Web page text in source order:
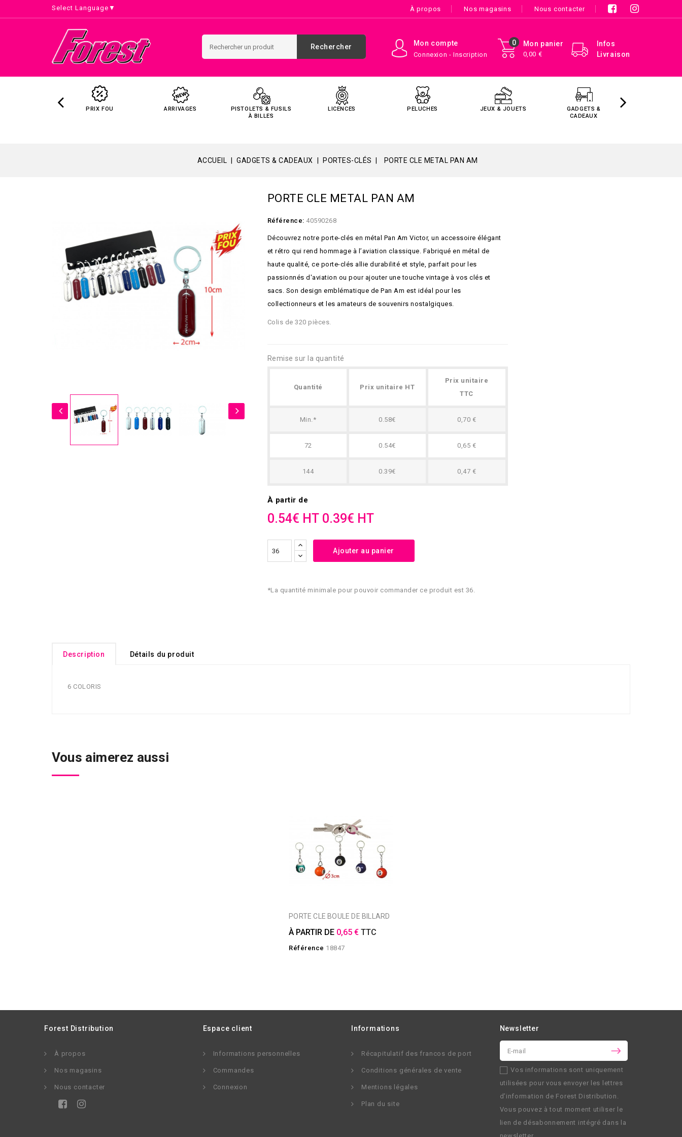
Select Language ▼ À propos Nos magasins Nous contacter
Infos
Livraison
Mon panier
0,00 €
0
Mon compte
Connexion - Inscription
Rechercher
PRIX FOU ARRIVAGES
PISTOLETS & FUSILS
À BILLES
LICENCES PELUCHES JEUX & JOUETS
GADGETS &
CADEAUX
ACCUEIL GADGETS & CADEAUX PORTES-CLÉS PORTE CLE METAL PAN AM
PORTE CLE METAL PAN AM
Référence: 40590268
Découvrez notre porte-clés en métal Pan Am Victor, un accessoire élégant
et rétro qui rend hommage à l’aviation classique. Fabriqué en métal de
haute qualité, ce porte-clés allie durabilité et style, parfait pour les
passionnés d'aviation ou pour ajouter une touche vintage à vos clés et
sacs. Son design emblématique de Pan Am est idéal pour les
collectionneurs et les amateurs de souvenirs nostalgiques.
Colis de 320 pièces.
Remise sur la quantité
Quantité Prix unitaire HT
Prix unitaire
TTC
Min.* 0.58€ 0,70 €
72 0.54€ 0,65 €
144 0.39€ 0,47 €
À partir de
0.54€ HT 0.39€ HT
Ajouter au panier
*La quantité minimale pour pouvoir commander ce produit est 36.
Description Détails du produit
6 COLORIS
Vous aimerez aussi
PORTE CLE BOULE DE BILLARD
À PARTIR DE 0,65 € TTC
Référence 18847
Forest Distribution
À propos
Nos magasins
Nous contacter
Espace client
Informations personnelles
Commandes
Connexion
Informations
Récapitulatif des francos de port
Conditions générales de vente
Mentions légales
Plan du site
Newsletter
Vos informations sont uniquement
utilisées pour vous envoyer les lettres
d’information de Forest Distribution .
Vous pouvez à tout moment utiliser le
lien de désabonnement intégré dans la